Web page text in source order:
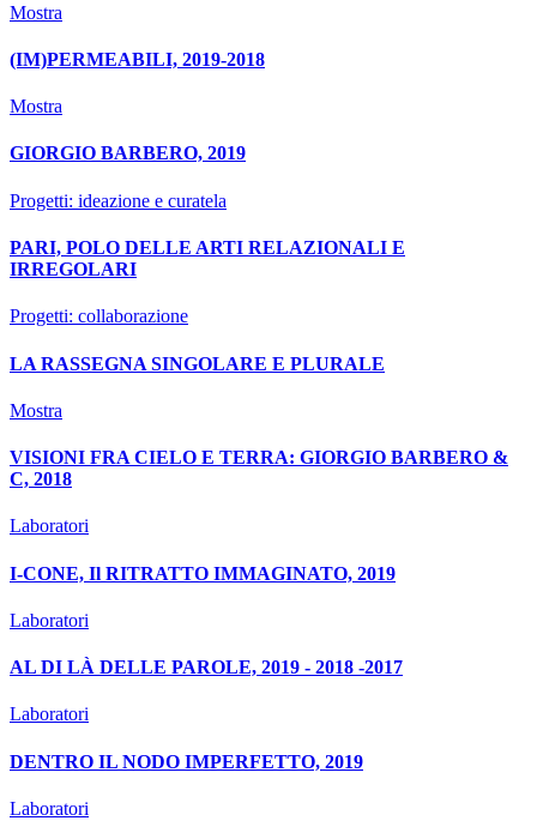
Mostra
(IM)PERMEABILI, 2019-2018
Mostra
GIORGIO BARBERO, 2019
Progetti: ideazione e curatela
PARI, POLO DELLE ARTI RELAZIONALI E
IRREGOLARI
Progetti: collaborazione
LA RASSEGNA SINGOLARE E PLURALE
Mostra
VISIONI FRA CIELO E TERRA: GIORGIO BARBERO &
C, 2018
Laboratori
I-CONE, Il RITRATTO IMMAGINATO, 2019
Laboratori
AL DI LÀ DELLE PAROLE, 2019 - 2018 -2017
Laboratori
DENTRO IL NODO IMPERFETTO, 2019
Laboratori